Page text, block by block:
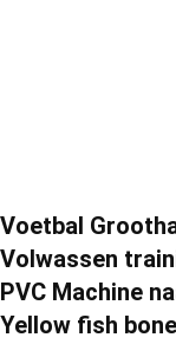
Voetbal
Volwassen
PVC Machine
Yellow fish